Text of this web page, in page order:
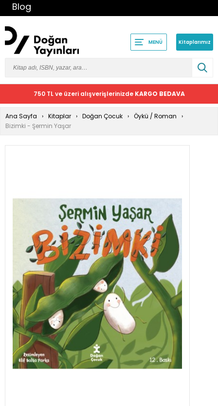
Blog
MENÜ Kitaplarımız
750 TL ve üzeri alışverişlerinizde KARGO BEDAVA
Ana Sayfa Kitaplar Doğan Çocuk
Öykü / Roman
Bizimki - Şermin Yaşar